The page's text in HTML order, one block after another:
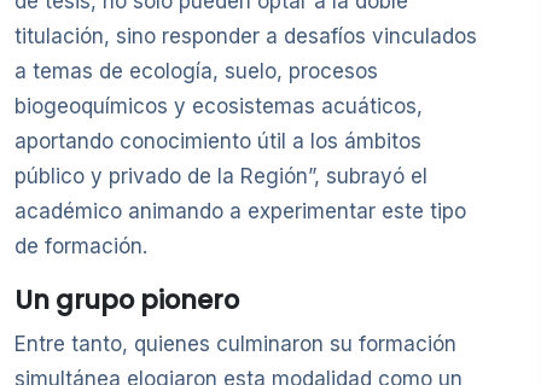
titulación, sino responder a desafíos vinculados
a temas de ecología, suelo, procesos
biogeoquímicos y ecosistemas acuáticos,
aportando conocimiento útil a los ámbitos
público y privado de la Región”, subrayó el
académico animando a experimentar este tipo
de formación.
Un grupo pionero
Entre tanto, quienes culminaron su formación
simultánea elogiaron esta modalidad como un